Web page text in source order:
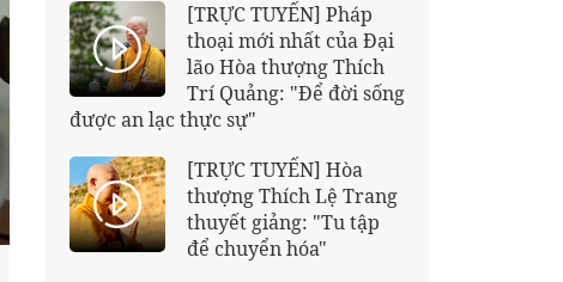
[TRỰC TUYẾN] Pháp
thoại mới nhất của Đại
lão Hòa thượng Thích
Trí Quảng: "Để đời sống
được an lạc thực sự"
[TRỰC TUYẾN] Hòa
thượng Thích Lệ Trang
thuyết giảng: "Tu tập
để chuyển hóa"